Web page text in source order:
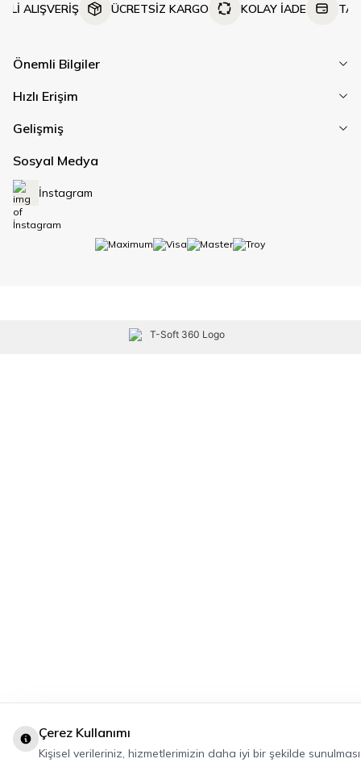
ALIŞVERİŞ ÜCRETSİZ KARGO KOLAY İADE
Sosyal Medya
İnstagram
Önemli Bilgiler
Hızlı Erişim
Gelişmiş
Çerez Kullanımı
Kişisel verileriniz, hizmetlerimizin daha iyi bir şekilde